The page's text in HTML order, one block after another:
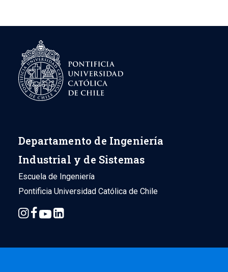
Departamento de Ingeniería
Industrial y de Sistemas
Escuela de Ingeniería
Pontificia Universidad Católica de Chile